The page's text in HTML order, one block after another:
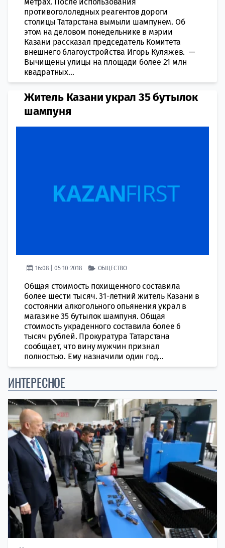
противогололедных реагентов дороги
столицы Татарстана вымыли шампунем. Об
этом на деловом понедельнике в мэрии
Казани рассказал председатель Комитета
внешнего благоустройства Игорь Куляжев. —
Вычищены улицы на площади более 21 млн
квадратных...
Житель Казани украл 35 бутылок
шампуня
16:08 | 05-10-2018 ОБЩЕСТВО
Общая стоимость похищенного составила
более шести тысяч. 31-летний житель Казани в
состоянии алкогольного опьянения украл в
магазине 35 бутылок шампуня. Общая
стоимость украденного составила более 6
тысяч рублей. Прокуратура Татарстана
сообщает, что вину мужчин признал
полностью. Ему назначили один год...
ИНТЕРЕСНОЕ